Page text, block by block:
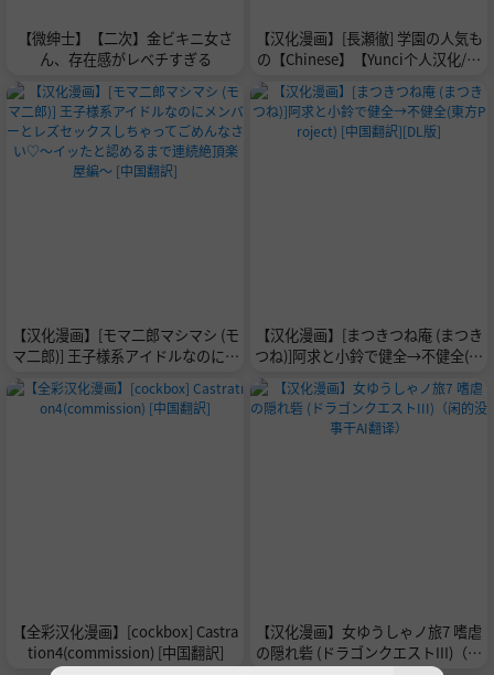
【微绅士】【二次】金ビキニ女さ
ん、存在感がレベチすぎる
【汉化漫画】[長瀬徹] 学園の人気も
の【Chinese】【Yunci个人汉化/极
东组】
【汉化漫画】[モマ二郎マシマシ (モ
マ二郎)] 王子様系アイドルなのにメ
ンバーとレズセックスしちゃってご
めんなさい♡〜イッたと認めるまで
連続絶頂楽屋編〜 [中国翻訳]
【汉化漫画】[まつきつね庵 (まつき
つね)]阿求と小鈴で健全→不健全(東
方Project) [中国翻訳][DL版]
【全彩汉化漫画】[cockbox] Castra
tion4(commission) [中国翻訳]
【汉化漫画】女ゆうしゃノ旅7 嗜虐
の隠れ砦 (ドラゴンクエストIII)（闲